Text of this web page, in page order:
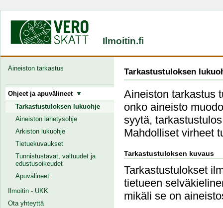
Ilmoitin.fi
Aineiston tarkastus
Ohjeet ja apuvälineet
Tarkastustuloksen lukuohje
Aineiston lähetysohje
Arkiston lukuohje
Tietuekuvaukset
Tunnistustavat, valtuudet ja
edustusoikeudet
Apuvälineet
Ilmoitin - UKK
Ota yhteyttä
Tarkastustuloksen
Aineiston tarkastus
onko aineisto
syytä,
Mahdolliset virheet
Tarkastustuloksen kuvaus
Tarkastustulokset
tietueen
mikäli se on